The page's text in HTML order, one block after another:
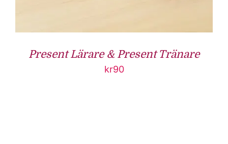
Present Lärare & Present Tränare
kr90